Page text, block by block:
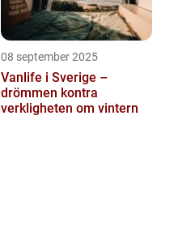
08 september 2025
Vanlife i Sverige –
drömmen kontra
verkligheten om vintern